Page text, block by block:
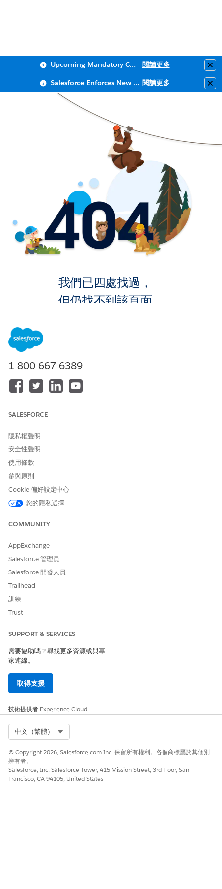
Upcoming Mandatory Changes to Public Key Infrastructure (PKI) 閱讀更多
Salesforce Enforces New Security Requirements in Summer 2026 閱讀更多
我們已四處找過，
但仍找不到該頁面。
1-800-667-6389
SALESFORCE
隱私權聲明
安全性聲明
使用條款
參與原則
Cookie 偏好設定中心
您的隱私選擇
COMMUNITY
AppExchange
Salesforce 管理員
Salesforce 開發人員
Trailhead
訓練
Trust
SUPPORT & SERVICES
需要協助嗎？尋找更多資源或與專
家連線。
取得支援
技術提供者 Experience Cloud
中文（繁體）
© Copyright 2026, Salesforce.com Inc. 保留所有權利。各個商標屬於其個別
擁有者。
Salesforce, Inc. Salesforce Tower, 415 Mission Street, 3rd Floor, San
Francisco, CA 94105, United States